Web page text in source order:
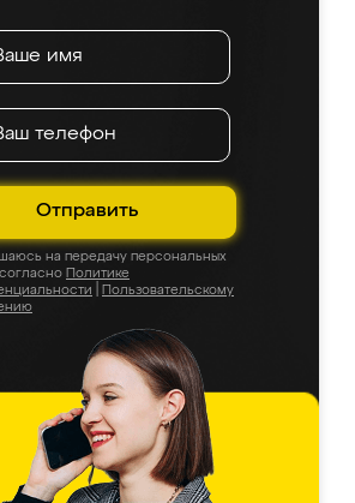
Отправить
на передачу персональных
Политике
Пользовательскому